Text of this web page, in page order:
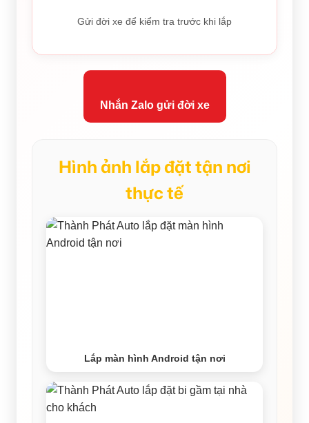
Gửi đời xe để kiểm tra trước khi lắp
Nhắn Zalo gửi đời xe
Hình ảnh lắp đặt tận nơi
thực tế
Lắp màn hình Android tận nơi